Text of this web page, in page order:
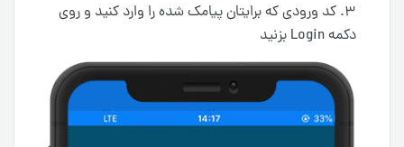
۳. کد ورودی که برایتان پیامک شده را وارد کنید و روی
دکمه Login بزنید